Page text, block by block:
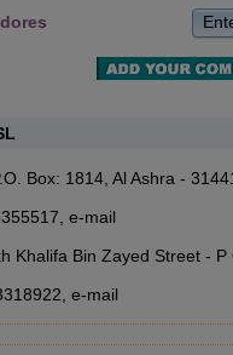
Box: 1814, Al Ashra -
e-mail
Khalifa Bin Zayed Street -
e-mail